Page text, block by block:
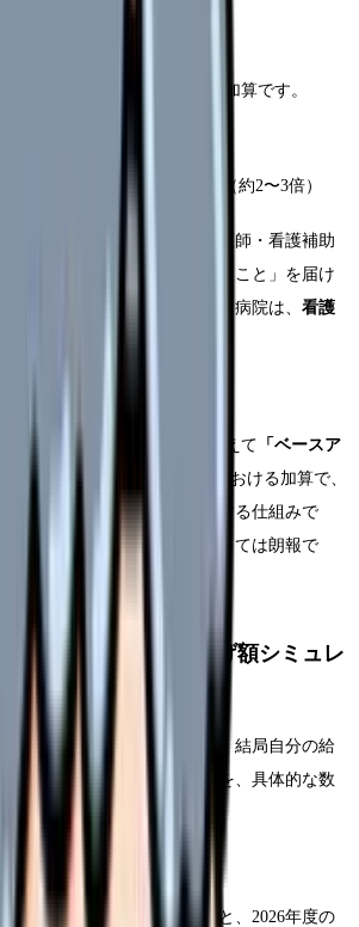
Iの変更点
入院基本料に上乗せされる加算です。
り165〜200円程度の加算
に引き上げ（約2〜3倍）
「対象職員（看護師・准看護師・看護補助
基本給の引き上げ）に充てること」を届け
まり、この加算を取っている病院は、 看護
義務がある
IIの新設
のベースアップ評価料Iに加えて 「ベースア
れました。これは外来診療における加算で、
の看護師の賃上げもカバーする仕組みで
心の病院で働く看護師にとっては朗報で
のか？看護師の賃上げ額シミュレ
プ評価料の話はわかったけど、結局自分の給
——最も気になるポイントを、具体的な数
ます。
日本看護協会の推計によると、2026年度の